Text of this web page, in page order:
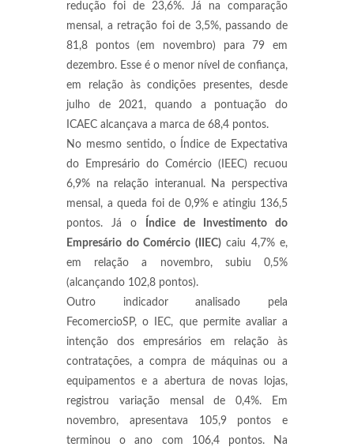
redução foi de 23,6%. Já na comparação
mensal, a retração foi de 3,5%, passando de
81,8 pontos (em novembro) para 79 em
dezembro. Esse é o menor nível de confiança,
em relação às condições presentes, desde
julho de 2021, quando a pontuação do
ICAEC alcançava a marca de 68,4 pontos.
No mesmo sentido, o Índice de Expectativa
do Empresário do Comércio (IEEC) recuou
6,9% na relação interanual. Na perspectiva
mensal, a queda foi de 0,9% e atingiu 136,5
pontos. Já o
Índice de Investimento do
Empresário do Comércio (IIEC)caiu 4,7% e,
em relação a novembro, subiu 0,5%
(alcançando 102,8 pontos).
Outro indicador analisado pela
FecomercioSP, o IEC, que permite avaliar a
intenção dos empresários em relação às
contratações, a compra de máquinas ou a
equipamentos e a abertura de novas lojas,
registrou variação mensal de 0,4%. Em
novembro, apresentava 105,9 pontos e
terminou o ano com 106,4 pontos. Na